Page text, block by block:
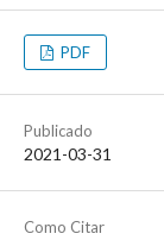
PDF
Publicado
2021-03-31
Como Citar